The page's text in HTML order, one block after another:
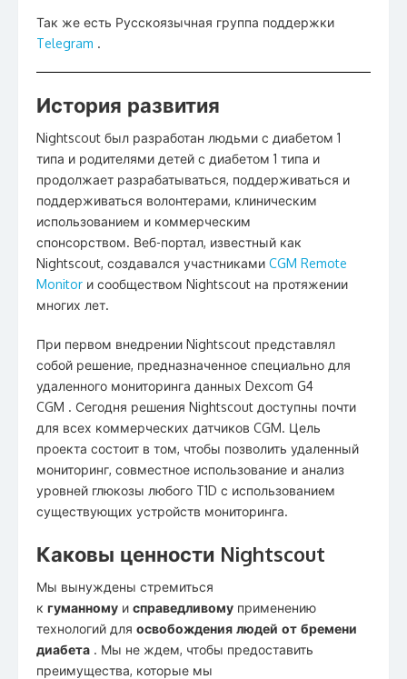
Так же есть Русскоязычная группа поддержки
Telegram .
История развития
Nightscout был разработан людьми с диабетом 1
типа и родителями детей с диабетом 1 типа и
продолжает разрабатываться, поддерживаться и
поддерживаться волонтерами, клиническим
использованием и коммерческим
спонсорством. Веб-портал, известный как
Nightscout, создавался участниками CGM Remote
Monitor и сообществом Nightscout на протяжении
многих лет.
При первом внедрении Nightscout представлял
собой решение, предназначенное специально для
удаленного мониторинга данных Dexcom G4
CGM . Сегодня решения Nightscout доступны почти
для всех коммерческих датчиков CGM. Цель
проекта состоит в том, чтобы позволить удаленный
мониторинг, совместное использование и анализ
уровней глюкозы любого T1D с использованием
существующих устройств мониторинга.
Каковы ценности Nightscout
Мы вынуждены стремиться
к гуманному и справедливому применению
технологий для освобождения людей от бремени
диабета . Мы не ждем, чтобы предоставить
преимущества, которые мы